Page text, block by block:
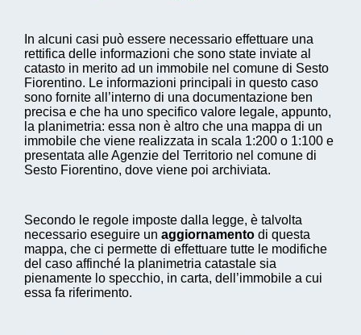
In alcuni casi può essere necessario effettuare una
rettifica delle informazioni che sono state inviate al
catasto in merito ad un immobile nel comune di Sesto
Fiorentino. Le informazioni principali in questo caso
sono fornite all’interno di una documentazione ben
precisa e che ha uno specifico valore legale, appunto,
la planimetria: essa non è altro che una mappa di un
immobile che viene realizzata in scala 1:200 o 1:100 e
presentata alle Agenzie del Territorio nel comune di
Sesto Fiorentino, dove viene poi archiviata.
Secondo le regole imposte dalla legge, è talvolta
necessario eseguire un aggiornamento di questa
mappa, che ci permette di effettuare tutte le modifiche
del caso affinché la planimetria catastale sia
pienamente lo specchio, in carta, dell’immobile a cui
essa fa riferimento.